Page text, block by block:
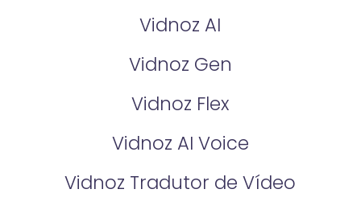
Vidnoz AI
Vidnoz Gen
Vidnoz Flex
Vidnoz AI Voice
Vidnoz Tradutor de Vídeo